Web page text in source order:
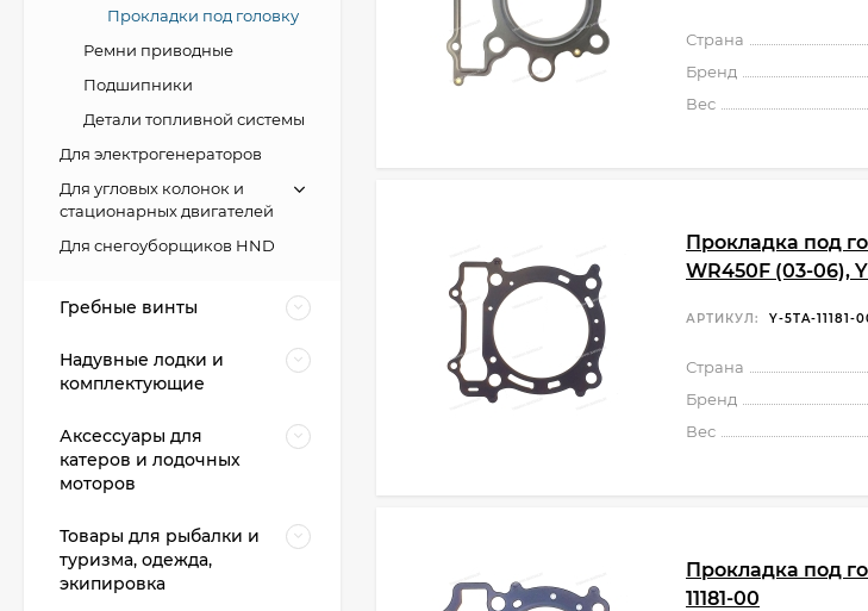
Страна
Бренд
Вес
Прокладка под
WR450F (03-06),
АРТИКУЛ: Y-5TA-11181-
Страна
Бренд
Вес
Прокладка под
11181-00
Прокладки под головку
Ремни приводные
Подшипники
Детали топливной системы
Для электрогенераторов
Для угловых колонок и
стационарных двигателей
Для снегоуборщиков HND
Гребные винты
Надувные лодки и
комплектующие
Аксессуары для
катеров и лодочных
моторов
Товары для рыбалки и
туризма, одежда,
экипировка